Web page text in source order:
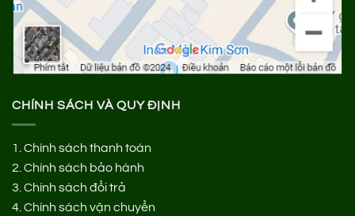
CHÍNH SÁCH VÀ QUY ĐỊNH
1. Chính sách thanh toán
2. Chính sách bảo hành
3. Chính sách đổi trả
4. Chính sách vận chuyển